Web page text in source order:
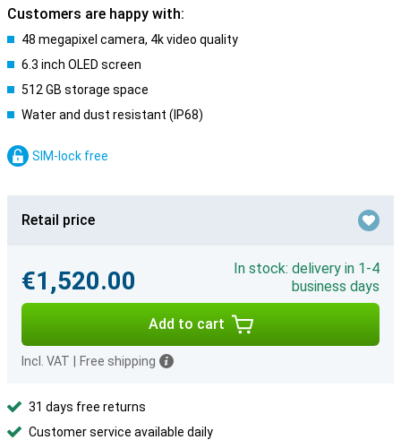
Customers are happy with:
48 megapixel camera, 4k video quality
6.3 inch OLED screen
512 GB storage space
Water and dust resistant (IP68)
SIM-lock free
Retail price
€1,520.00
In stock: delivery in 1-4
business days
Add to cart
Incl. VAT Free shipping
31 days free returns
Customer service available daily